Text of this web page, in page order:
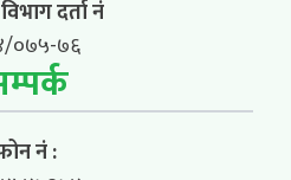
दर्ता नं
०७५-७६
नं :